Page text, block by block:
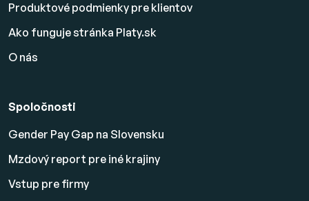
Produktové podmienky pre klientov
Ako funguje stránka Platy.sk
O nás
Spoločnosti
Gender Pay Gap na Slovensku
Mzdový report pre iné krajiny
Vstup pre firmy